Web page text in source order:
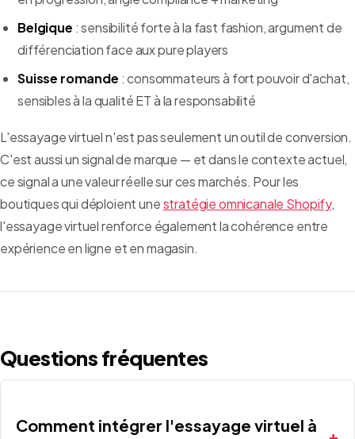
Belgique : sensibilité forte à la fast fashion, argument de
différenciation face aux pure players
Suisse romande : consommateurs à fort pouvoir d'achat,
sensibles à la qualité ET à la responsabilité
L'essayage virtuel n'est pas seulement un outil de conversion.
C'est aussi un signal de marque — et dans le contexte actuel,
ce signal a une valeur réelle sur ces marchés. Pour les
boutiques qui déploient unestratégie omnicanale Shopify,
l'essayage virtuel renforce également la cohérence entre
expérience en ligne et en magasin.
Questions fréquentes
Comment intégrer l'essayage virtuel à